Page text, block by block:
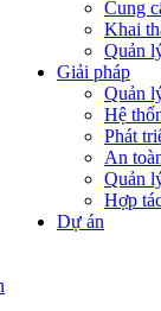
Cung
Khai
Quản
Giải pháp
Quản
Hệ
Phát
An
Quản
Hợp
Dự án